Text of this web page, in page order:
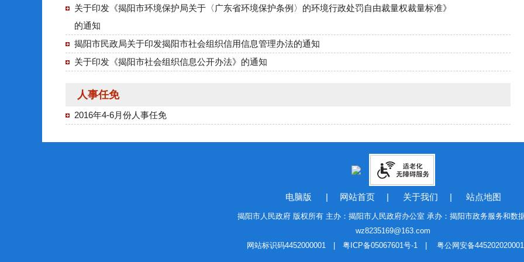
关于印发《揭阳市环境保护局关于〈广东省环境保护条例〉的环境行政处罚自由裁量权裁量标准》
的通知
揭阳市民政局关于印发揭阳市社会组织信用信息管理办法的通知
关于印发《揭阳市社会组织信息公开办法》的通知
人事任免
2016年4-6月份人事任免
电脑版 | 网站首页 | 关于我们 | 站点地图
揭阳市人民政府 版权所有 主办：揭阳市人民政府办公室 承办：揭阳市政务服务和数
wz8235169@163.com
网站标识码4452000001 | 粤ICP备05067601号-1| 粤公网安备